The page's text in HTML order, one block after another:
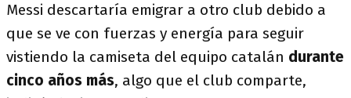
Messi descartaría emigrar a otro club debido a
que se ve con fuerzas y energía para seguir
vistiendo la camiseta del equipo catalán durante
cinco años más, algo que el club comparte,